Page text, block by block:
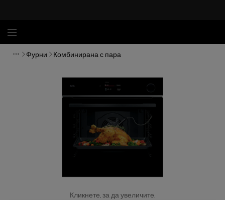
Фурни Комбинирана с пара
Кликнете, за да увеличите.